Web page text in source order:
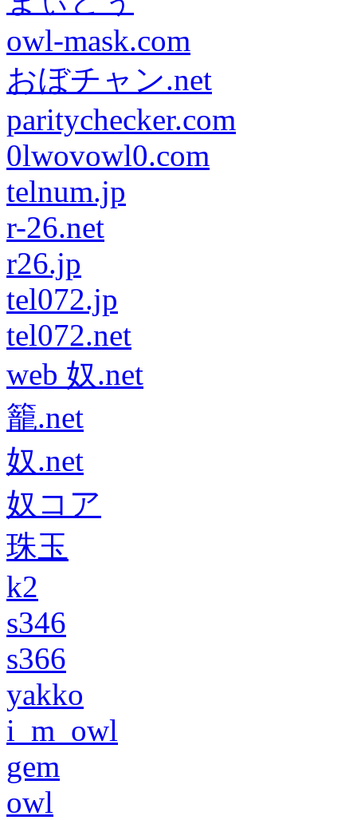
owl-mask.com
おぼチャン.net
paritychecker.com
0lwovowl0.com
telnum.jp
r-26.net
r26.jp
tel072.jp
tel072.net
web 奴.net
籠.net
奴.net
奴コア
珠玉
k2
s346
s366
yakko
i_m_owl
gem
owl